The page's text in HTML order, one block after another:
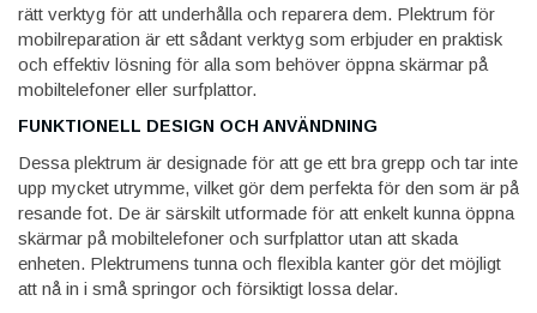
rätt verktyg för att underhålla och reparera dem. Plektrum för
mobilreparation är ett sådant verktyg som erbjuder en praktisk
och effektiv lösning för alla som behöver öppna skärmar på
mobiltelefoner eller surfplattor.
FUNKTIONELL DESIGN OCH ANVÄNDNING
Dessa plektrum är designade för att ge ett bra grepp och tar inte
upp mycket utrymme, vilket gör dem perfekta för den som är på
resande fot. De är särskilt utformade för att enkelt kunna öppna
skärmar på mobiltelefoner och surfplattor utan att skada
enheten. Plektrumens tunna och flexibla kanter gör det möjligt
att nå in i små springor och försiktigt lossa delar.